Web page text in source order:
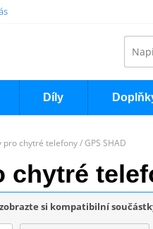
Díly
pro chytré telefony / GPS SHAD
chytré
si kompatibilní